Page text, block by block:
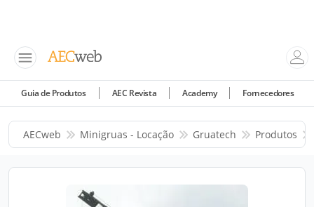
Guia de Produtos AEC Revista Academy Fornecedores
AECweb Minigruas - Locação Gruatech Produtos